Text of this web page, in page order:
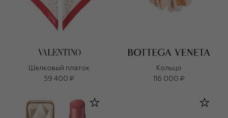
Шелковый платок
59 400 ₽
Кольцо
116 000 ₽